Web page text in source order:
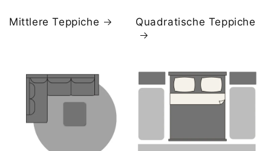
Mittlere Teppiche Quadratische Teppiche